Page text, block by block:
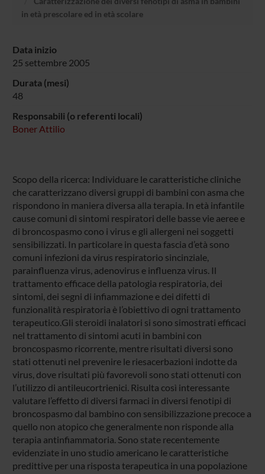
in età prescolare ed in età scolare
Data inizio
25 settembre 2005
Durata (mesi)
48
Responsabili (o referenti locali)
Boner Attilio
Scopo della ricerca: Individuare le caratteristiche cliniche
che caratterizzano diversi gruppi di bambini con asma che
rispondono in maniera diversa alla terapia. In età infantile
cause comuni di sintomi respiratori delle basse vie aeree e
di broncospasmo cono i virus e gli allergeni nei soggetti
sensibilizzati. In particolare in questa fascia d’età sono
comuni infezioni da virus respiratorio sincinziale,
parainfluenza virus, adenovirus e influenza virus. Il
trattamento efficace della patologia respiratoria, dei
sintomi, dei segni di infiammazione e dei difetti di
funzionalità respiratoria è l’obiettivo di ogni trattamento
terapeutico.Gli steroidi inalatori si sono simostrati efficaci
nel trattamento di sintomi acuti in bambini con
broncospasmo ricorrente, mentre risultati diversi sono
stati ottenuti nel prevenire le riesacerbazioni indotte da
virus, dove risultati più favorevoli sono stati ottenuti con
l’utilizzo di antileucortrienici. Risulta così interessante
valutare l’effetto di diversi farmaci in diversi fenotipi di
broncospasmo dal bambino con sensibilizzazione precoce a
quello non atopico che generalmente non risponde alla
terapia antinfiammatoria. Sono state recentemente
evidenziate in uno studio americano le caratteristiche
predittive per una risposta terapeutica in una popolazione